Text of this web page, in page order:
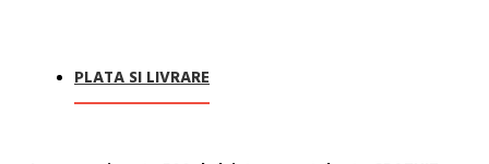
PLATA SI LIVRARE